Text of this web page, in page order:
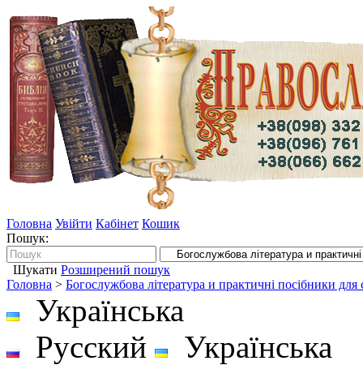
Головна Увійти Кабінет Кошик
Пошук:
Шукати Розширений пошук
Головна > Богослужбова література и практичні посібники
Українська
Русский
Українська